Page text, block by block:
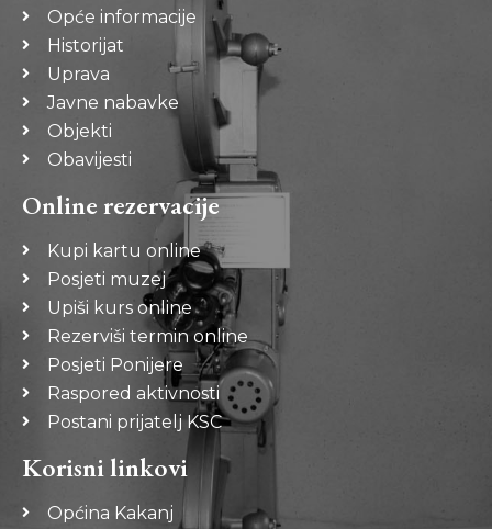
Opće informacije
Historijat
Uprava
Javne nabavke
Objekti
Obavijesti
Online rezervacije
Kupi kartu online
Posjeti muzej
Upiši kurs online
Rezerviši termin online
Posjeti Ponijere
Raspored aktivnosti
Postani prijatelj KSC
Korisni linkovi
Općina Kakanj